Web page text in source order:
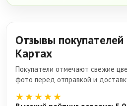
Отзывы покупателей
Картах
Покупатели отмечают свежие
фото перед отправкой и
★★★★★